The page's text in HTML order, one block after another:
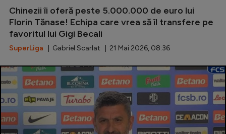
Chinezii îi oferă peste 5.000.000 de euro lui
Florin Tănase! Echipa care vrea să îl transfere pe
favoritul lui Gigi Becali
SuperLiga | Gabriel Scarlat | 21 Mai 2026, 08:36